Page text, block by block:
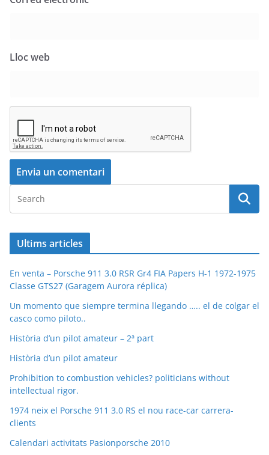
Lloc web
Ultims articles
En venta – Porsche 911 3.0 RSR Gr4 FIA Papers H-1 1972-1975
Classe GTS27 (Garagem Aurora réplica)
Un momento que siempre termina llegando ….. el de colgar el
casco como piloto..
Història d’un pilot amateur – 2ª part
Història d’un pilot amateur
Prohibition to combustion vehicles? politicians without
intellectual rigor.
1974 neix el Porsche 911 3.0 RS el nou race-car carrera-
clients
Calendari activitats Pasionporsche 2010